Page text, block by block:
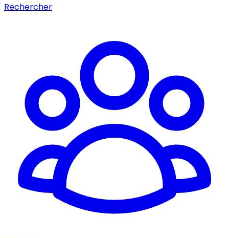
Rechercher